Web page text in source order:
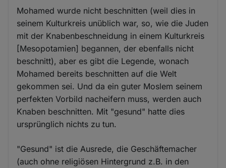
Mohamed wurde nicht beschnitten (weil dies in
seinem Kulturkreis unüblich war, so, wie die Juden
mit der Knabenbeschneidung in einem Kulturkreis
[Mesopotamien] begannen, der ebenfalls nicht
beschnitt), aber es gibt die Legende, wonach
Mohamed bereits beschnitten auf die Welt
gekommen sei. Und da ein guter Moslem seinem
perfekten Vorbild nacheifern muss, werden auch
Knaben beschnitten. Mit "gesund" hatte dies
ursprünglich nichts zu tun.
"Gesund" ist die Ausrede, die Geschäftemacher
(auch ohne religiösen Hintergrund z.B. in den